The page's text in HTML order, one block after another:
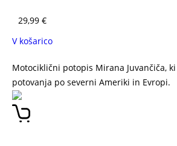
29,99 €
V košarico
Motociklični potopis Mirana Juvančiča,
potovanja po severni Ameriki in Evropi.